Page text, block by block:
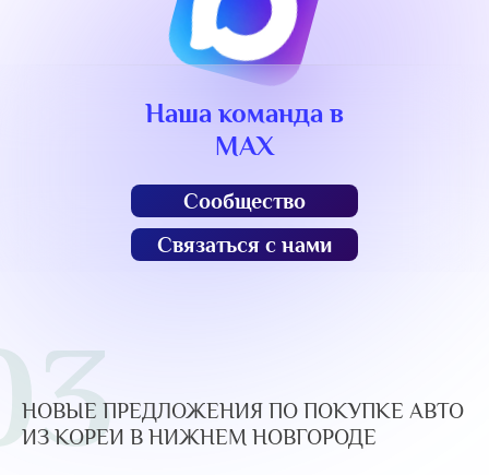
Наша команда в
MAX
Сообщество
Связаться с нами
НОВЫЕ ПРЕДЛОЖЕНИЯ ПО ПОКУПКЕ АВТО
ИЗ КОРЕИ В НИЖНЕМ НОВГОРОДЕ